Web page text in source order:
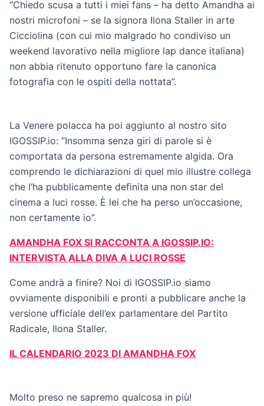
“Chiedo scusa a tutti i miei fans – ha detto Amandha ai
nostri microfoni – se la signora Ilona Staller in arte
Cicciolina (con cui mio malgrado ho condiviso un
weekend lavorativo nella migliore lap dance italiana)
non abbia ritenuto opportuno fare la canonica
fotografia con le ospiti della nottata”.
La Venere polacca ha poi aggiunto al nostro sito
IGOSSIP.io: “Insomma senza giri di parole si è
comportata da persona estremamente algida. Ora
comprendo le dichiarazioni di quel mio illustre collega
che l’ha pubblicamente definita una non star del
cinema a luci rosse. È lei che ha perso un’occasione,
non certamente io”.
AMANDHA FOX SI RACCONTA A IGOSSIP.IO:
INTERVISTA ALLA DIVA A LUCI ROSSE
Come andrà a finire? Noi di IGOSSIP.io siamo
ovviamente disponibili e pronti a pubblicare anche la
versione ufficiale dell’ex parlamentare del Partito
Radicale, Ilona Staller.
IL CALENDARIO 2023 DI AMANDHA FOX
Molto preso ne sapremo qualcosa in più!